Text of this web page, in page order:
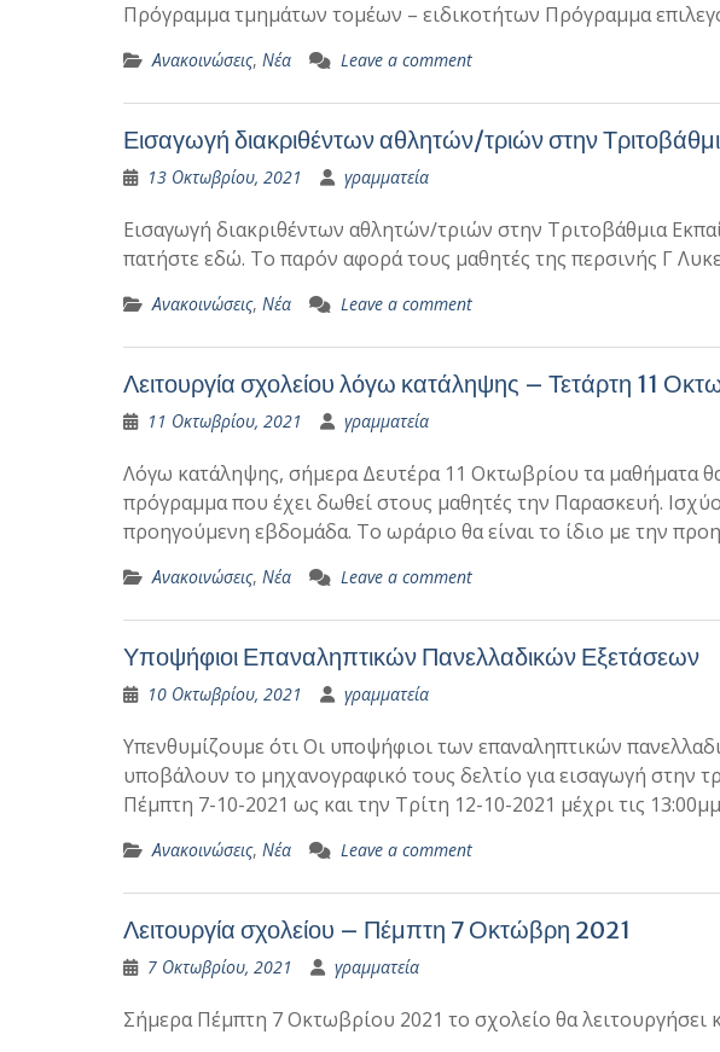
Πρόγραμμα τμημάτων τομέων – ειδικοτήτων Πρόγραμμα
Ανακοινώσεις, Νέα Leave a comment
Εισαγωγή διακριθέντων αθλητών/τριών στην
13 Οκτωβρίου, 2021 γραμματεία
Εισαγωγή διακριθέντων αθλητών/τριών στην Τριτοβάθμια
πατήστε εδώ. Το παρόν αφορά τους μαθητές της περσινής Γ
Ανακοινώσεις, Νέα Leave a comment
Λειτουργία σχολείου λόγω κατάληψης – Τετάρτη 11
11 Οκτωβρίου, 2021 γραμματεία
Λόγω κατάληψης, σήμερα Δευτέρα 11 Οκτωβρίου τα μαθήματα
πρόγραμμα που έχει δωθεί στους μαθητές την Παρασκευή.
προηγούμενη εβδομάδα. Το ωράριο θα είναι το ίδιο με την
Ανακοινώσεις, Νέα Leave a comment
Υποψήφιοι Επαναληπτικών Πανελλαδικών Εξετάσεων
10 Οκτωβρίου, 2021 γραμματεία
Υπενθυμίζουμε ότι Οι υποψήφιοι των επαναληπτικών
υποβάλουν το μηχανογραφικό τους δελτίο για εισαγωγή στην
Πέμπτη 7-10-2021 ως και την Τρίτη 12-10-2021 μέχρι τις
Ανακοινώσεις, Νέα Leave a comment
Λειτουργία σχολείου – Πέμπτη 7 Οκτώβρη 2021
7 Οκτωβρίου, 2021 γραμματεία
Σήμερα Πέμπτη 7 Οκτωβρίου 2021 το σχολείο θα λειτουργήσει